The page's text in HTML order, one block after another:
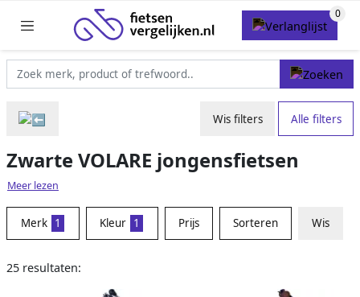
Wis filters Alle filters
Zwarte VOLARE jongensfietsen
Meer lezen
Merk 1 Kleur 1 Prijs Sorteren Wis
25 resultaten: